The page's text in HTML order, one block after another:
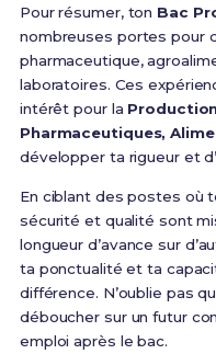
Pour résumer, ton Bac
nombreuses portes pour
pharmaceutique,
laboratoires. Ces
intérêt pour la
Pharmaceutiques,
développer ta rigueur et
En ciblant des postes où
sécurité et qualité sont
longueur d’avance sur
ta ponctualité et ta
différence. N’oublie pas
déboucher sur un futur
emploi après le bac.